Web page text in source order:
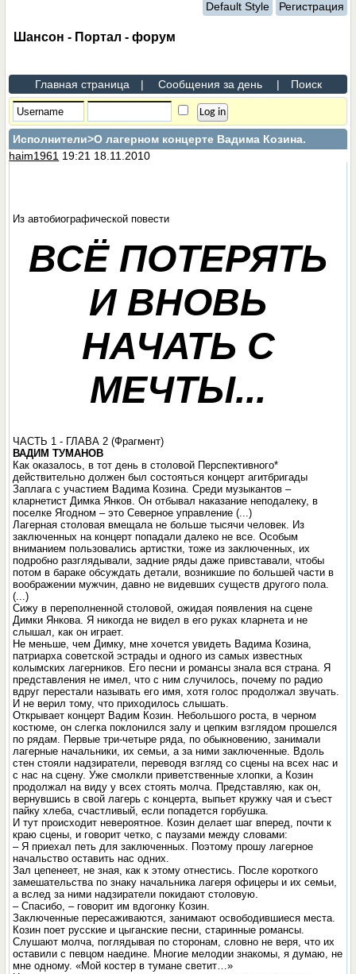
Default Style Регистрация
Шансон - Портал - форум
Главная страница | Сообщения за день | Поиск
Исполнители>О лагерном концерте Вадима Козина.
haim1961 19:21 18.11.2010
Из автобиографической повести
ВСЁ ПОТЕРЯТЬ
И ВНОВЬ
НАЧАТЬ С
МЕЧТЫ...
ЧАСТЬ 1 - ГЛАВА 2 (Фрагмент)
ВАДИМ ТУМАНОВ
Как оказалось, в тот день в столовой Перспективного*
действительно должен был состояться концерт агитбригады
Заплага с участием Вадима Козина. Среди музыкантов –
кларнетист Димка Янков. Он отбывал наказание неподалеку, в
поселке Ягодном – это Северное управление (...)
Лагерная столовая вмещала не больше тысячи человек. Из
заключенных на концерт попадали далеко не все. Особым
вниманием пользовались артистки, тоже из заключенных, их
подробно разглядывали, задние ряды даже привставали, чтобы
потом в бараке обсуждать детали, возникшие по большей части в
воображении мужчин, давно не видевших существ другого пола.
(...)
Сижу в переполненной столовой, ожидая появления на сцене
Димки Янкова. Я никогда не видел в его руках кларнета и не
слышал, как он играет.
Не меньше, чем Димку, мне хочется увидеть Вадима Козина,
патриарха советской эстрады и одного из самых известных
колымских лагерников. Его песни и романсы знала вся страна. Я
представления не имел, что с ним случилось, почему по радио
вдруг перестали называть его имя, хотя голос продолжал звучать.
И не верил тому, что приходилось слышать.
Открывает концерт Вадим Козин. Небольшого роста, в черном
костюме, он слегка поклонился залу и цепким взглядом прошелся
по рядам. Первые три-четыре ряда, по обыкновению, занимали
лагерные начальники, их семьи, а за ними заключенные. Вдоль
стен стояли надзиратели, переводя взгляд со сцены на всех нас и
с нас на сцену. Уже смолкли приветственные хлопки, а Козин
продолжал на виду у всех стоять молча. Представляю, как он,
вернувшись в свой лагерь с концерта, выпьет кружку чая и съест
пайку хлеба, счастливый, если попадется горбушка.
И тут происходит невероятное. Козин делает шаг вперед, почти к
краю сцены, и говорит четко, с паузами между словами:
– Я приехал петь для заключенных. Поэтому прошу лагерное
начальство оставить нас одних.
Зал цепенеет, не зная, как к этому отнестись. После короткого
замешательства по знаку начальника лагеря офицеры и их семьи,
а вслед за ними надзиратели покидают столовую.
– Спасибо, – говорит им вдогонку Козин.
Заключенные пересаживаются, занимают освободившиеся места.
Козин поет русские и цыганские песни, старинные романсы.
Слушают молча, поглядывая по сторонам, словно не веря, что их
оставили с певцом наедине. Многие мелодии знакомы, я думаю, не
мне одному. «Мой костер в тумане светит…»